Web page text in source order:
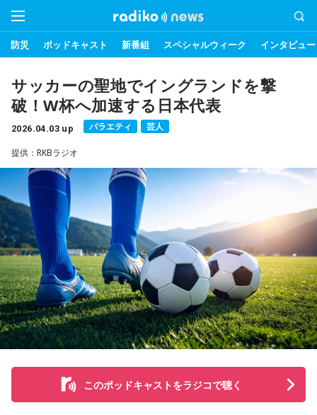
防災 ポッドキャスト 新番組 スペシャルウィーク インタビュー
サッカーの聖地でイングランドを撃
破！W杯へ加速する日本代表
2026.04.03 up バラエティ 芸人
提供：RKBラジオ
このポッドキャストをラジコで聴く